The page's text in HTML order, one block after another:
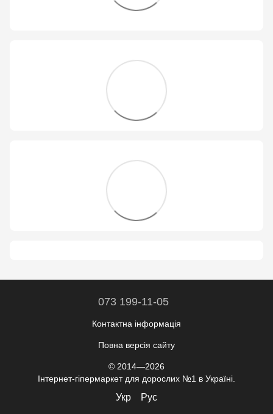
073 199-11-05
Контактна інформація
Повна версія сайту
© 2014—2026
Інтернет-гіпермаркет для дорослих №1 в Україні.
Укр Рус